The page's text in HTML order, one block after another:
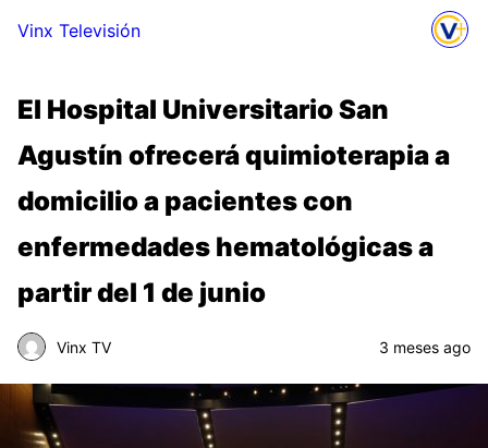
Vinx Televisión
El Hospital Universitario San
Agustín ofrecerá quimioterapia a
domicilio a pacientes con
enfermedades hematológicas a
partir del 1 de junio
Vinx TV 3 meses ago